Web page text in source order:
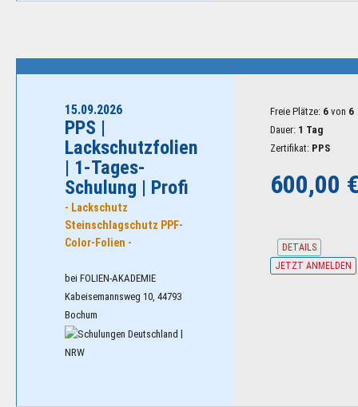
15.09.2026
PPS |
Lackschutzfolien
| 1-Tages-
Schulung | Profi
- Lackschutz
Steinschlagschutz PPF-
Color-Folien -
bei FOLIEN-AKADEMIE
Kabeisemannsweg 10, 44793
Bochum
|
NRW
Freie Plätze: 6 von 6
Dauer: 1 Tag
Zertifikat: PPS
600,00
DETAILS
JETZT ANMELDEN